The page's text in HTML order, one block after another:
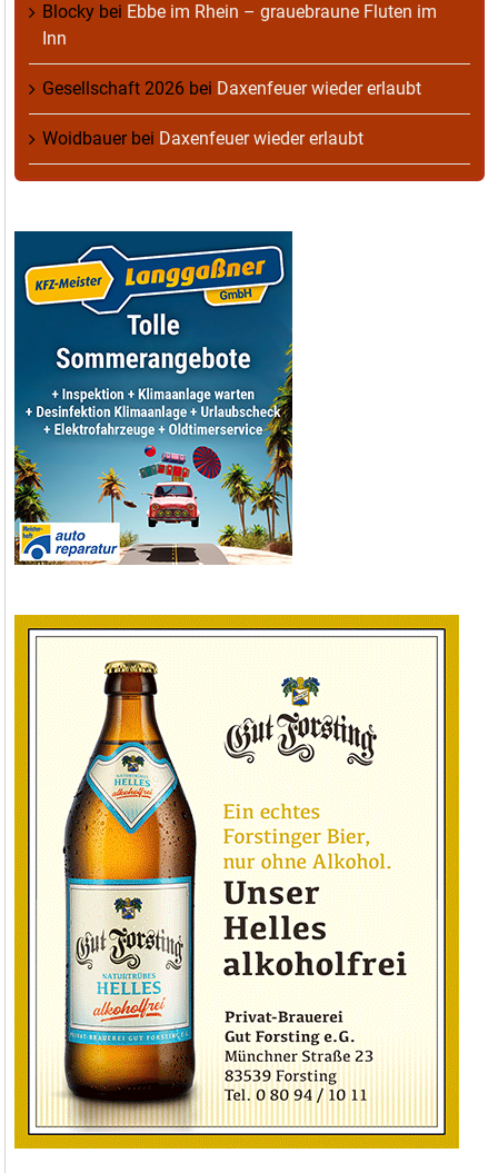
Blocky bei Ebbe im Rhein – grauebraune Fluten im
Inn
Gesellschaft 2026 bei Daxenfeuer wieder erlaubt
Woidbauerbei Daxenfeuer wieder erlaubt